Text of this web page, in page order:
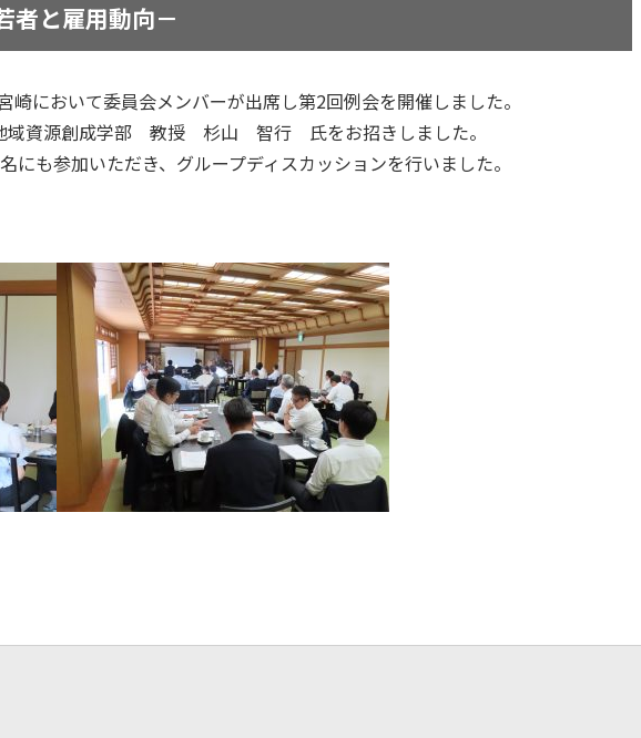
者と雇用動向－
において委員会メンバーが出席し第2回例会を開催しました。
域資源創成学部 教授 杉山 智行 氏をお招きしました。
にも参加いただき、グループディスカッションを行いました。